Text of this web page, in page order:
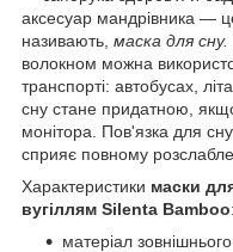
аксесуар мандрівника —
називають, маска для сну.
волокном можна
транспорті: автобусах,
сну стане придатною,
монітора. Пов'язка для
сприяє повному
Характеристики маски
вугіллям Silenta Bamboo:
матеріал